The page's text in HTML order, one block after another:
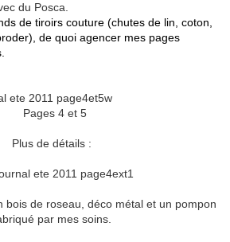
du Posca.
de tiroirs couture (chutes de lin, coton,
de quoi agencer mes pages
Pages 4 et 5
Plus de détails :
bois de roseau, déco métal et un pompon
par mes soins.